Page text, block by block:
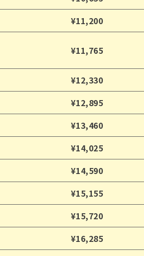
¥11,200
¥11,765
¥12,330
¥12,895
¥13,460
¥14,025
¥14,590
¥15,155
¥15,720
¥16,285